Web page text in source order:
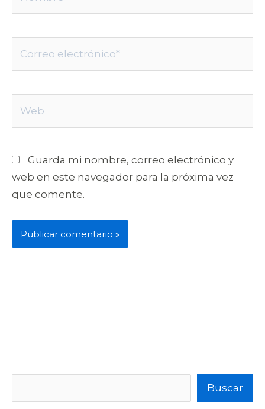
Guarda mi nombre, correo electrónico y
web en este navegador para la próxima vez
que comente.
Buscar